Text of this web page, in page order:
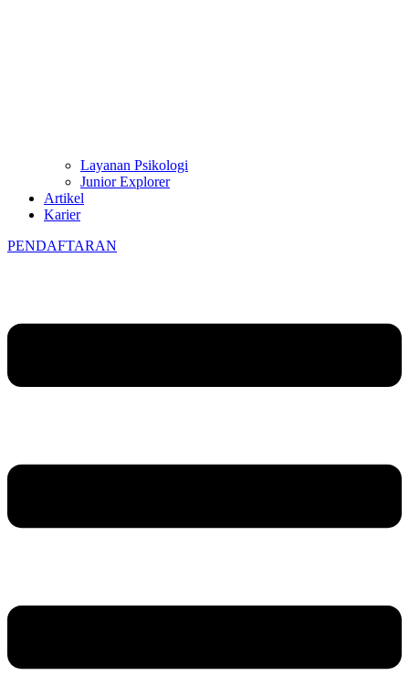
Layanan Psikologi
Junior Explorer
Artikel
Karier
PENDAFTARAN